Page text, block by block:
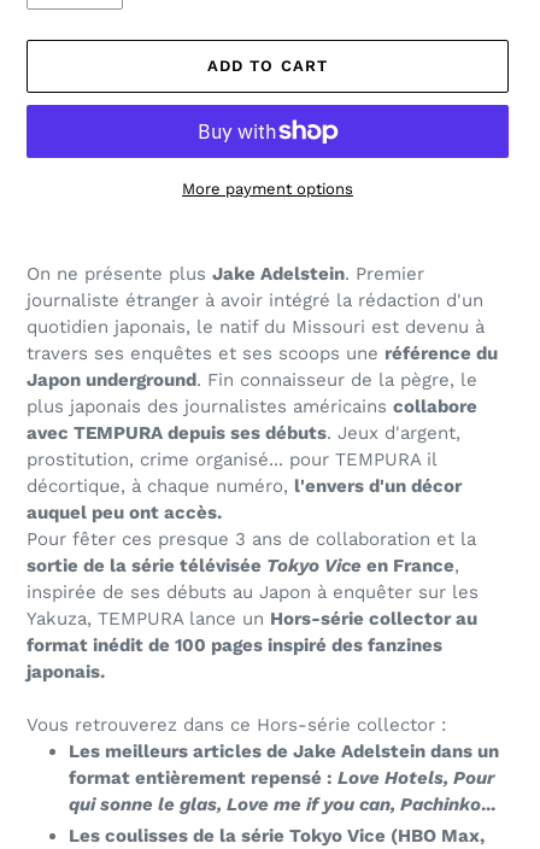
ADD TO CART
More payment options
to
your
cart
On ne présente plus Jake Adelstein. Premier
journaliste étranger à avoir intégré la rédaction d'un
quotidien japonais, le natif du Missouri est devenu à
travers ses enquêtes et ses scoops une référence du
Japon underground. Fin connaisseur de la pègre, le
plus japonais des journalistes américains collabore
avec TEMPURA depuis ses débuts. Jeux d'argent,
prostitution, crime organisé... pour TEMPURA il
décortique, à chaque numéro, l'envers d'un décor
auquel peu ont accès.
Pour fêter ces presque 3 ans de collaboration et la
sortie de la série télévisée Tokyo Vice en France,
inspirée de ses débuts au Japon à enquêter sur les
Yakuza, TEMPURA lance un Hors-série collector au
format inédit de 100 pages inspiré des fanzines
japonais.
Vous retrouverez dans ce Hors-série collector :
Les meilleurs articles de Jake Adelstein dans un
format entièrement repensé : Love Hotels, Pour
qui sonne le glas, Love me if you can, Pachinko...
Les coulisses de la série Tokyo Vice (HBO Max,